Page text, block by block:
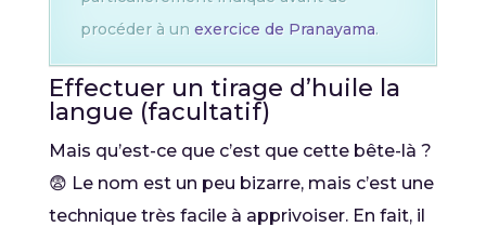
procéder à un exercice de Pranayama.
Effectuer un tirage d’huile la
langue (facultatif)
Mais qu’est-ce que c’est que cette bête-là ?
😨 Le nom est un peu bizarre, mais c’est une
technique très facile à apprivoiser. En fait, il